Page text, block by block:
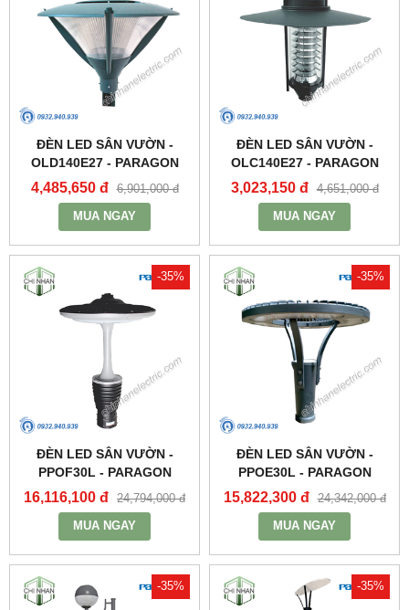
ĐÈN LED SÂN VƯỜN -
OLD140E27 - PARAGON
4,485,650 đ 6,901,000 đ
MUA NGAY
ĐÈN LED SÂN VƯỜN -
OLC140E27 - PARAGON
3,023,150 đ 4,651,000 đ
MUA NGAY
-35%
ĐÈN LED SÂN VƯỜN -
PPOF30L - PARAGON
16,116,100 đ 24,794,000 đ
MUA NGAY
-35%
ĐÈN LED SÂN VƯỜN -
PPOE30L - PARAGON
15,822,300 đ 24,342,000 đ
MUA NGAY
-35% -35%